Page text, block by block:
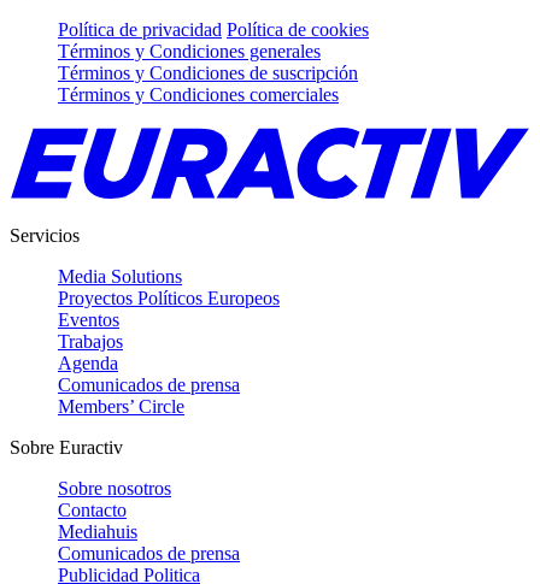
Política de privacidad Política de cookies
Términos y Condiciones generales
Términos y Condiciones de suscripción
Términos y Condiciones comerciales
Servicios
Media Solutions
Proyectos Políticos Europeos
Eventos
Trabajos
Agenda
Comunicados de prensa
Members’ Circle
Sobre Euractiv
Sobre nosotros
Contacto
Mediahuis
Comunicados de prensa
Publicidad Politica